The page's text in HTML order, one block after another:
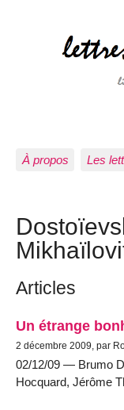
À propos Les
Articles
Un étrange
2 décembre 2009, par
02/12/09 — Brumo
Hocquard, Jérôme